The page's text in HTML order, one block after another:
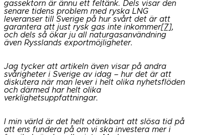
gassektorn är ännu ett feltänk. Dels visar den
senare tidens problem med ryska LNG
leveranser till Sverige på hur svårt det är att
garantera att just rysk gas inte inkommer[7],
och dels så ökar ju all naturgasanvändning
även Rysslands exportmöjligheter.
Jag tycker att artikeln även visar på andra
svårigheter i Sverige av idag – hur det är att
diskutera när man lever i helt olika nyhetsflöden
och därmed har helt olika
verklighetsuppfattningar.
I min värld är det helt otänkbart att slösa tid på
att ens fundera på om vi ska investera mer i